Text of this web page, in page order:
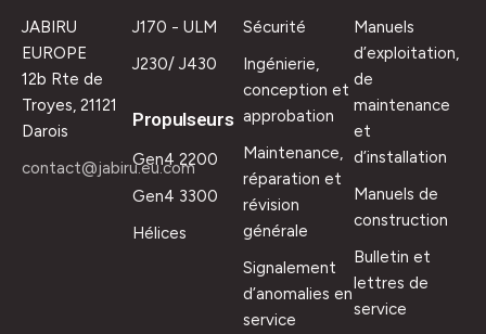
JABIRU
EUROPE
12b Rte de
Troyes, 21121
Darois
contact@jabiru.eu.com
J170 - ULM
J230/ J430
Propulseurs
Gen4 2200
Gen4 3300
Hélices
Sécurité
Ingénierie,
conception et
approbation
Maintenance,
réparation et
révision
générale
Signalement
d’anomalies en
service
Manuels
d’exploitation,
de
maintenance
et
d’installation
Manuels de
construction
Bulletin et
lettres de
service